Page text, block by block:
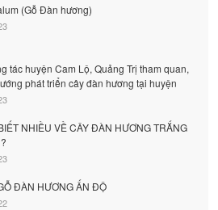
(Gỗ Đàn hương)
tác huyện Cam Lộ, Quảng Trị tham quan,
phát triển cây đàn hương tại huyện
NHIỀU VỀ CÂY ĐÀN HƯƠNG TRẮNG
ĐÀN HƯƠNG ẤN ĐỘ